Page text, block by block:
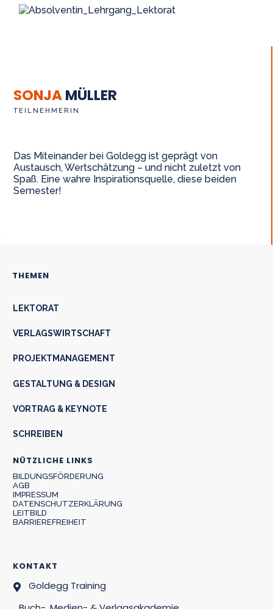
SONJAMÜLLER
TEILNEHMERIN
Das Miteinander bei Goldegg ist geprägt von
Austausch, Wertschätzung – und nicht zuletzt von
Spaß. Eine wahre Inspirationsquelle, diese beiden
Semester!
THEMEN
LEKTORAT
VERLAGSWIRTSCHAFT
PROJEKTMANAGEMENT
GESTALTUNG & DESIGN
VORTRAG & KEYNOTE
SCHREIBEN
NÜTZLICHE LINKS
BILDUNGSFÖRDERUNG
AGB
IMPRESSUM
DATENSCHUTZERKLÄRUNG
LEITBILD
BARRIEREFREIHEIT
KONTAKT
Goldegg Training